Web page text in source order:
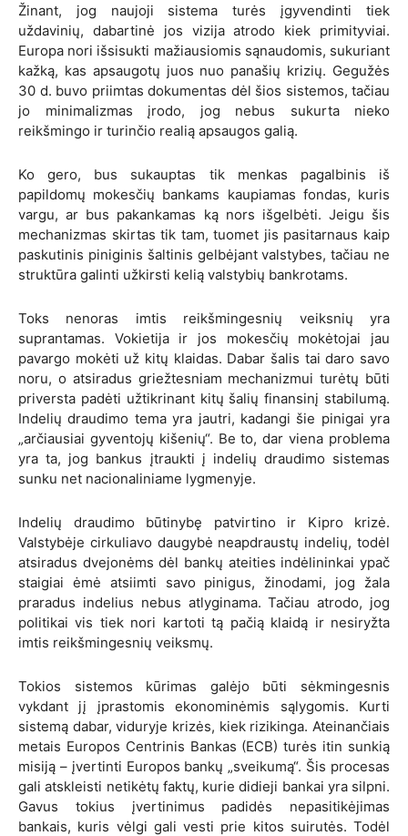
Žinant, jog naujoji sistema turės įgyvendinti tiek
uždavinių, dabartinė jos vizija atrodo kiek primityviai.
Europa nori išsisukti mažiausiomis sąnaudomis, sukuriant
kažką, kas apsaugotų juos nuo panašių krizių. Gegužės
30 d. buvo priimtas dokumentas dėl šios sistemos, tačiau
jo minimalizmas įrodo, jog nebus sukurta nieko
reikšmingo ir turinčio realią apsaugos galią.
Ko gero, bus sukauptas tik menkas pagalbinis iš
papildomų mokesčių bankams kaupiamas fondas, kuris
vargu, ar bus pakankamas ką nors išgelbėti. Jeigu šis
mechanizmas skirtas tik tam, tuomet jis pasitarnaus kaip
paskutinis piniginis šaltinis gelbėjant valstybes, tačiau ne
struktūra galinti užkirsti kelią valstybių bankrotams.
Toks nenoras imtis reikšmingesnių veiksnių yra
suprantamas. Vokietija ir jos mokesčių mokėtojai jau
pavargo mokėti už kitų klaidas. Dabar šalis tai daro savo
noru, o atsiradus griežtesniam mechanizmui turėtų būti
priversta padėti užtikrinant kitų šalių finansinį stabilumą.
Indelių draudimo tema yra jautri, kadangi šie pinigai yra
„arčiausiai gyventojų kišenių“. Be to, dar viena problema
yra ta, jog bankus įtraukti į indelių draudimo sistemas
sunku net nacionaliniame lygmenyje.
Indelių draudimo būtinybę patvirtino ir Kipro krizė.
Valstybėje cirkuliavo daugybė neapdraustų indelių, todėl
atsiradus dvejonėms dėl bankų ateities indėlininkai ypač
staigiai ėmė atsiimti savo pinigus, žinodami, jog žala
praradus indelius nebus atlyginama. Tačiau atrodo, jog
politikai vis tiek nori kartoti tą pačią klaidą ir nesiryžta
imtis reikšmingesnių veiksmų.
Tokios sistemos kūrimas galėjo būti sėkmingesnis
vykdant jį įprastomis ekonominėmis sąlygomis. Kurti
sistemą dabar, viduryje krizės, kiek rizikinga. Ateinančiais
metais Europos Centrinis Bankas (ECB) turės itin sunkią
misiją – įvertinti Europos bankų „sveikumą“. Šis procesas
gali atskleisti netikėtų faktų, kurie didieji bankai yra silpni.
Gavus tokius įvertinimus padidės nepasitikėjimas
bankais, kuris vėlgi gali vesti prie kitos suirutės. Todėl